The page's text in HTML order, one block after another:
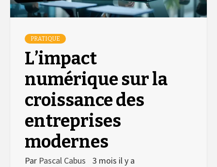
PRATIQUE
L’impact
numérique sur la
croissance des
entreprises
modernes
Par Pascal Cabus 3 mois il y a